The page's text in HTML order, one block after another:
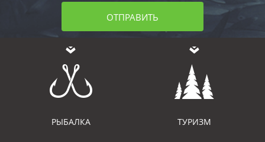
ОТПРАВИТЬ
РЫБАЛКА ТУРИЗМ